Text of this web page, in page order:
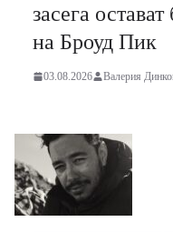
засега
на Броуд Пик
03.08.2026 Валерия